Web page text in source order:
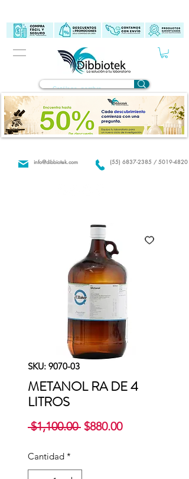
(55) 6837-2385 / 5019-4820
info@dibbiotek.com
SKU: 9070-03
METANOL RA DE 4
LITROS
$1,100.00 Precio
$880.00Precio
Cantidad *